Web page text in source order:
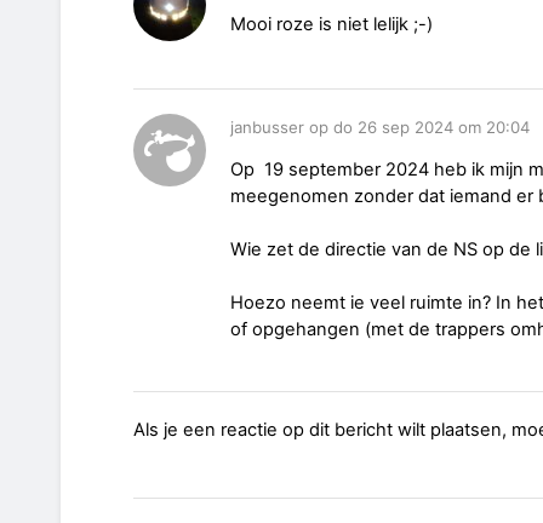
Mooi roze is niet lelijk ;-)
janbusser op do 26 sep 2024 om 20:04
Op 19 september 2024 heb ik mijn
meegenomen zonder dat iemand er
Wie zet de directie van de NS op de
Hoezo neemt ie veel ruimte in? In
of opgehangen (met de trappers
Als je een reactie op dit bericht wilt plaatsen,